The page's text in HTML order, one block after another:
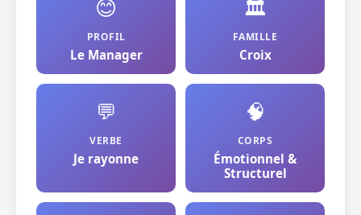
😊
PROFIL
Le Manager
🏛️
FAMILLE
Croix
💬
VERBE
Je rayonne
🧠
CORPS
Émotionnel &
Structurel